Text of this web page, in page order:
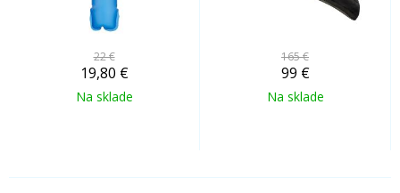
22 €
19,80 €
Na sklade
165 €
99 €
Na sklade